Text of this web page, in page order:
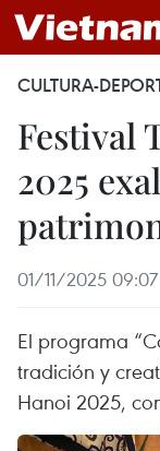
CULTURA-
Festival
2025
01/11/2025 09:07
El programa
tradición y
Hanoi 2025,